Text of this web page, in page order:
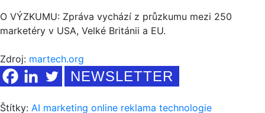
O VÝZKUMU: Zpráva vychází z průzkumu mezi 250
marketéry v USA, Velké Británii a EU.
Zdroj: martech.org
NEWSLETTER
Štítky: AI marketing online reklama technologie